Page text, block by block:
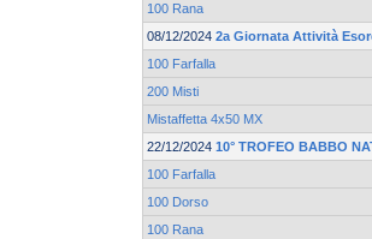
100 Rana
08/12/2024 2a Giornata Attività
100 Farfalla
200 Misti
Mistaffetta 4x50 MX
22/12/2024 10° TROFEO BABBO
100 Farfalla
100 Dorso
100 Rana